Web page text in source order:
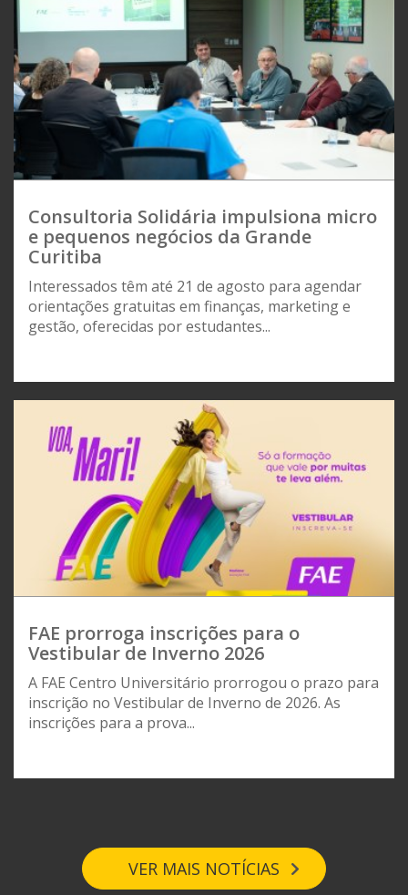
Consultoria Solidária impulsiona micro
e pequenos negócios da Grande
Curitiba
Interessados têm até 21 de agosto para agendar
orientações gratuitas em finanças, marketing e
gestão, oferecidas por estudantes...
FAE prorroga inscrições para o
Vestibular de Inverno 2026
A FAE Centro Universitário prorrogou o prazo para
inscrição no Vestibular de Inverno de 2026. As
inscrições para a prova...
VER MAIS NOTÍCIAS